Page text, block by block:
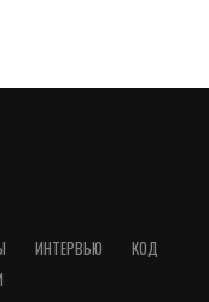
ИНТЕРВЬЮ
КОД